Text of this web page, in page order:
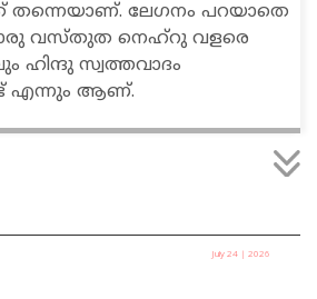
തന്നെയാണ്. ലേഗനം പറയാതെ
വസ്തുത നെഹ്റു വളരെ
ഹിന്ദു സ്വത്തവാദം
എന്നും ആണ്.
July 24 | 2026